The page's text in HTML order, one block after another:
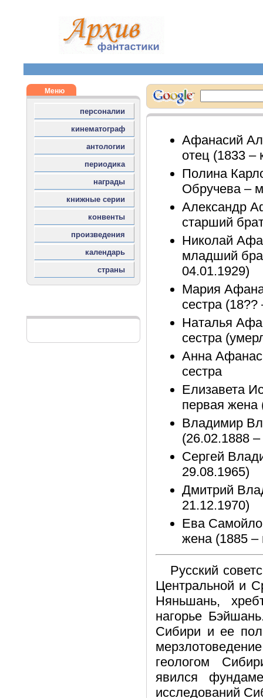
Афанасий
отец (1833 –
Полина
Обручева –
Александр
старший
Николай
младший
04.01.1929)
Мария
сестра
Наталья
сестра
Анна
сестра
Елизавета
первая жена
Владимир
(26.02.1888
Сергей
29.08.1965)
Дмитрий
21.12.1970)
Ева
жена (1885 –
Русский
Центральной и
Няньшань,
нагорье
Сибири и ее
геологом
явился
исследований